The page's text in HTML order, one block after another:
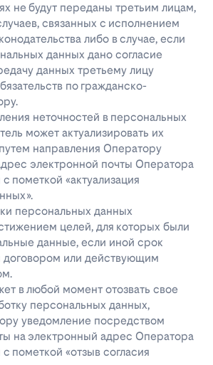
не будут переданы третьим лицам,
связанных с исполнением
либо в случае, если
данных дано согласие
данных третьему лицу
по гражданско-
неточностей в персональных
может актуализировать их
направления Оператору
электронной почты Оператора
пометкой «актуализация
персональных данных
целей, для которых были
данные, если иной срок
договором или действующим
в любой момент отозвать свое
персональных данных,
уведомление посредством
на электронный адрес Оператора
пометкой «отзыв согласия